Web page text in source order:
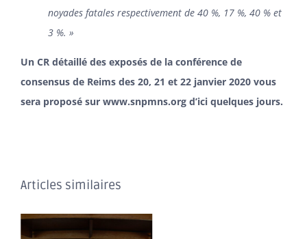
noyades fatales respectivement de 40 %, 17 %, 40 % et
3 %. »
Un CR détaillé des exposés de la conférence de
consensus de Reims des 20, 21 et 22 janvier 2020 vous
sera proposé sur www.snpmns.org d’ici quelques jours.
Articles similaires